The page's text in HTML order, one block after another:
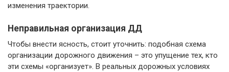
изменения траектории.
Неправильная организация ДД
Чтобы внести ясность, стоит уточнить: подобная схема
организации дорожного движения – это упущение тех, кто
эти схемы «организует». В реальных дорожных условиях